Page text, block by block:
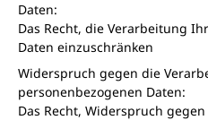
Daten:
Das Recht, die Verarbeitung
Daten einzuschränken
Widerspruch gegen die
personenbezogenen Daten:
Das Recht, Widerspruch